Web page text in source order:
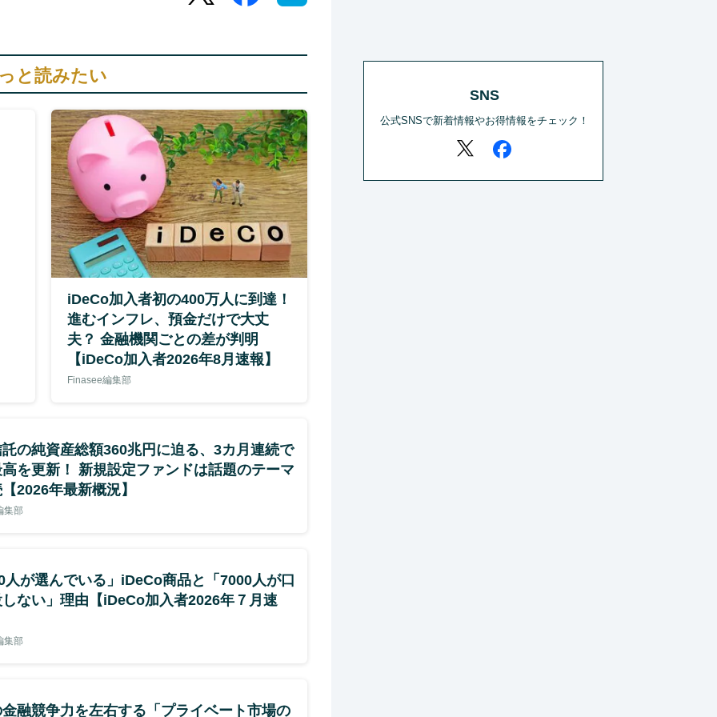
と読みたい
iDeCo加入者初の400万人に到達！
進むインフレ、預金だけで大丈
夫？ 金融機関ごとの差が判明
【iDeCo加入者2026年8月速報】
Finasee編集部
の純資産総額360兆円に迫る、3カ月連続で
を更新！ 新規設定ファンドは話題のテーマ
2026年最新概況】
集部
人が選んでいる」iDeCo商品と「7000人が口
ない」理由【iDeCo加入者2026年７月速
集部
融競争力を左右する「プライベート市場の
SNS
公式SNSで新着情報やお得情報をチェック！